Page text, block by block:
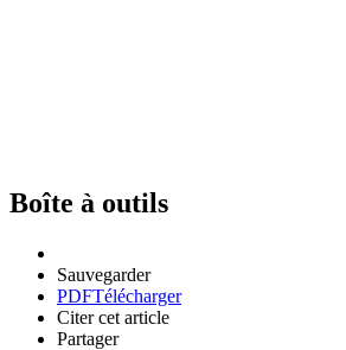
Boîte à outils
Sauvegarder
PDFTélécharger
Citer cet article
Partager